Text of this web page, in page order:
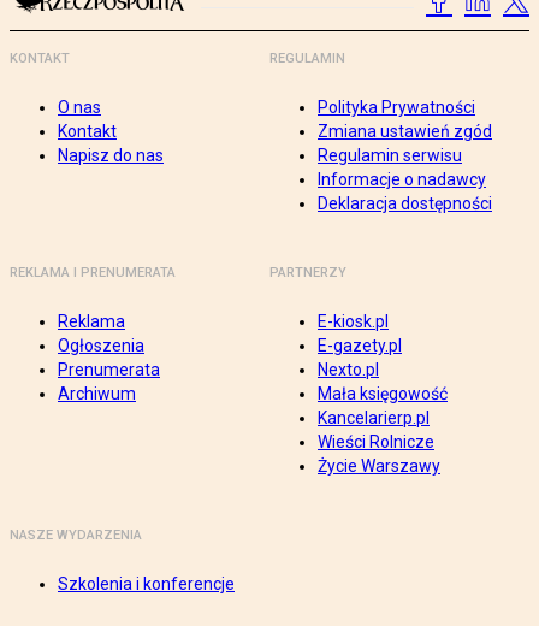
KONTAKT
O nas
Kontakt
Napisz do nas
REGULAMIN
Polityka Prywatności
Zmiana ustawień zgód
Regulamin serwisu
Informacje o nadawcy
Deklaracja dostępności
REKLAMA I PRENUMERATA
Reklama
Ogłoszenia
Prenumerata
Archiwum
PARTNERZY
E-kiosk.pl
E-gazety.pl
Nexto.pl
Mała księgowość
Kancelarierp.pl
Wieści Rolnicze
Życie Warszawy
NASZE WYDARZENIA
Szkolenia i konferencje